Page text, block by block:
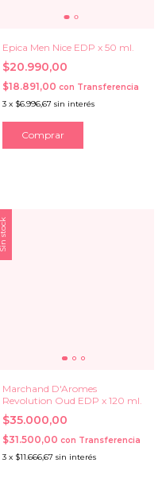
Epica Men Nice EDP x 50 ml.
$20.990,00
$18.891,00 con Transferencia
3 x $6.996,67 sin interés
Sin stock
Marchand D'Aromes
Revolution Oud EDP x 120 ml.
$35.000,00
$31.500,00 con Transferencia
3 x $11.666,67 sin interés